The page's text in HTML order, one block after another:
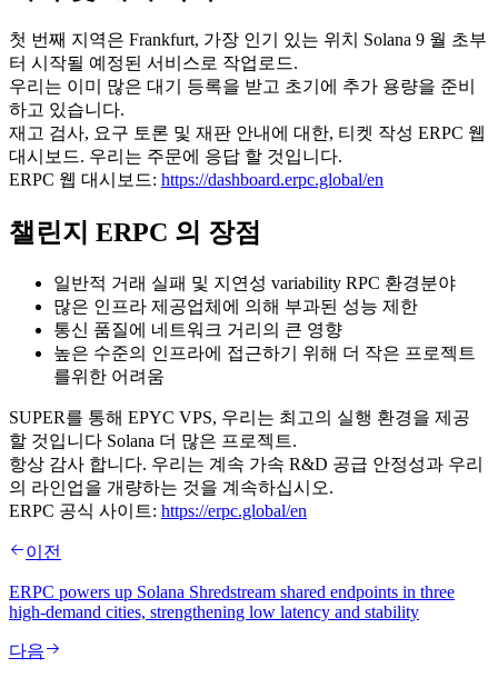
첫 번째 지역은 Frankfurt, 가장 인기 있는 위치 Solana 9 월 초부
터 시작될 예정된 서비스로 작업로드.
우리는 이미 많은 대기 등록을 받고 초기에 추가 용량을 준비
하고 있습니다.
재고 검사, 요구 토론 및 재판 안내에 대한, 티켓 작성 ERPC 웹
대시보드. 우리는 주문에 응답 할 것입니다.
ERPC 웹 대시보드: https://dashboard.erpc.global/en
챌린지 ERPC 의 장점
일반적 거래 실패 및 지연성 variability RPC 환경분야
많은 인프라 제공업체에 의해 부과된 성능 제한
통신 품질에 네트워크 거리의 큰 영향
높은 수준의 인프라에 접근하기 위해 더 작은 프로젝트
를위한 어려움
SUPER를 통해 EPYC VPS, 우리는 최고의 실행 환경을 제공
할 것입니다 Solana 더 많은 프로젝트.
항상 감사 합니다. 우리는 계속 가속 R&D 공급 안정성과 우리
의 라인업을 개량하는 것을 계속하십시오.
ERPC 공식 사이트: https://erpc.global/en
이전
ERPC powers up Solana Shredstream shared endpoints in three
high-demand cities, strengthening low latency and stability
다음